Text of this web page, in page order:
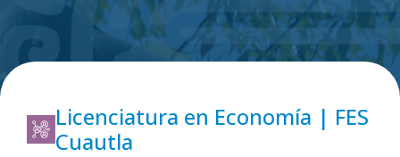
Licenciatura en Economía | FES
Cuautla